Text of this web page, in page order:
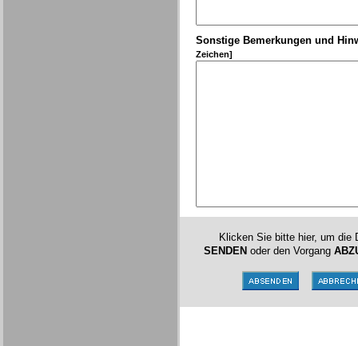
Sonstige Bemerkungen und
Zeichen]
Klicken Sie bitte hier, um die
SENDEN oder den Vorgang